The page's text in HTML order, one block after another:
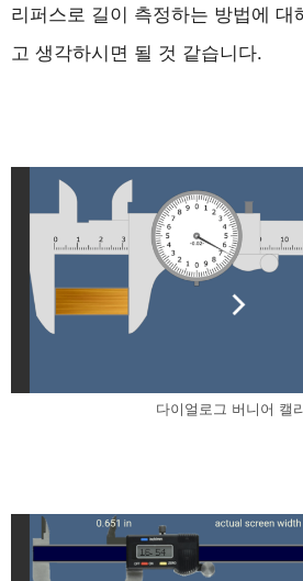
리퍼스로 길이 측정하는 방법에 대
고 생각하시면 될 것 같습니다.
다이얼로그 버니어 캘